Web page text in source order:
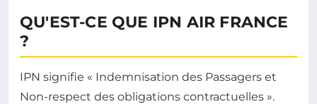
QU'EST-CE QUE IPN AIR FRANCE
?
IPN signifie « Indemnisation des Passagers et
Non-respect des obligations contractuelles ».